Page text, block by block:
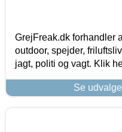
GrejFreak.dk forhandler
outdoor, spejder,
jagt, politi og vagt. Klik
Se